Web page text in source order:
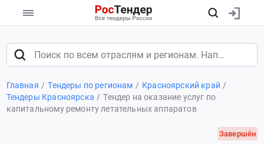
Главная Тендеры по регионам
Красноярский край
Тендеры Красноярска
Тендер на оказание услуг по
капитальному ремонту летательных аппаратов
Завершён